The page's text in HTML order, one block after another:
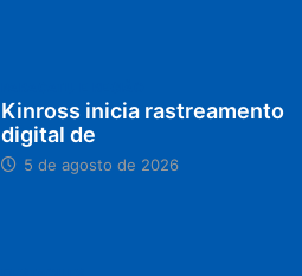
Kinross inicia rastreamento
digital de
5 de agosto de 2026